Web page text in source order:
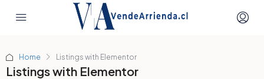
Home Listings with Elementor
Listings with Elementor